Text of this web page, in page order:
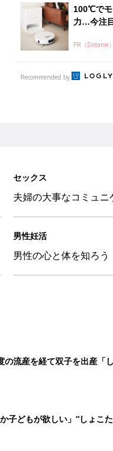
100℃でモ
力…今注
PR（Dreame）
Recommended by
セックス
夫婦の大事なコミュニ
男性妊活
男性の心と体を知ろう
の流産を経て双子を出産「
子どもが欲しい」“しょこ